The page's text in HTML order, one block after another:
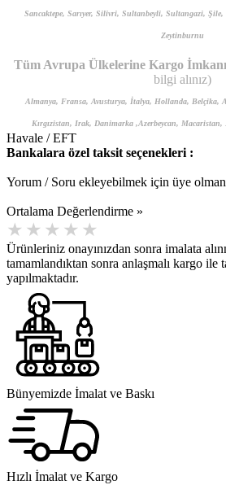
Sancaktepe, Sarıyer, Silivri, Sultanbeyli, Sultangazi,
Zeytinburnu
Tüm Avrupa Ülkelerine Kargo İmkanı
bilgi alınız)
Almanya, Fransa, Avusturya, İtalya, Hollanda, Belçika,
Kırgızistan, Irak, Danimarka ,Azerbeycan,
Havale / EFT
Bankalara özel taksit seçenekleri :
Yorum / Soru ekleyebilmek için üye
Ortalama Değerlendirme »
Ürünleriniz onayınızdan sonra imalata
tamamlandıktan sonra anlaşmalı kargo ile
yapılmaktadır.
Bünyemizde İmalat ve Baskı
Hızlı İmalat ve Kargo